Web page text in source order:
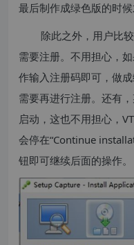
最后制作成绿色版的时
除此之外，用户比
需要注册。不用担心，
作输入注册码即可，做
需要再进行注册。还有
启动，这也不用担心，
会停在“Continue
钮即可继续后面的操作。